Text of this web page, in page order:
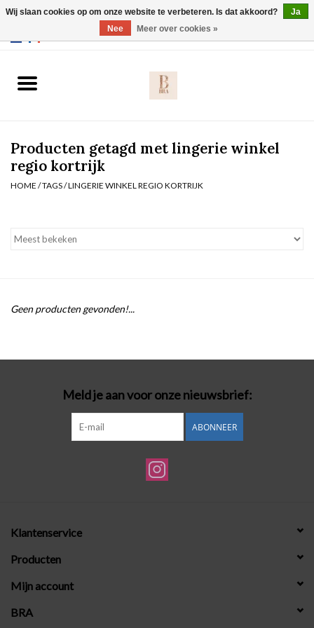
Slip
Body
Homewear
Producten getagd met lingerie winkel
regio kortrijk
HOME /TAGS/LINGERIE WINKEL REGIO KORTRIJK
Geen producten gevonden!...
Meld je aan voor onze nieuwsbrief:
ABONNEER
Klantenservice
Producten
Mijn account
BRA
Wij slaan cookies op om onze website te verbeteren. Is dat akkoord?
Ja
Nee
Meer over cookies »
Webshop werkt met EU maten. .